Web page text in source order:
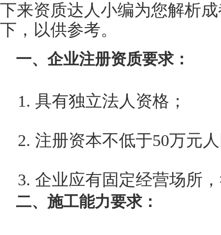
下来资质达人小编为您解析
下，以供参考。
一、企业注册资质要求：
1. 具有独立法人资格；
2. 注册资本不低于50万元
3. 企业应有固定经营场所
二、施工能力要求：